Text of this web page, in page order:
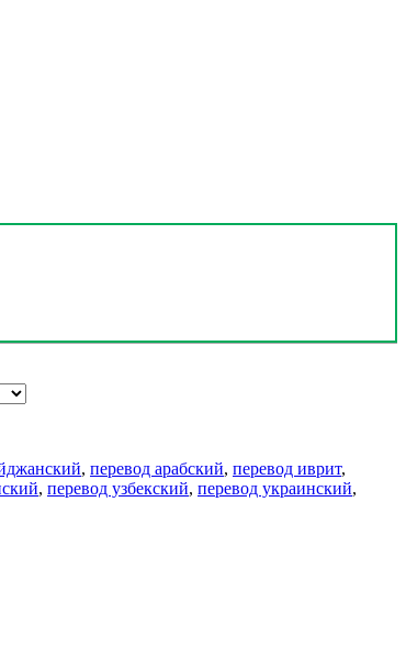
, перевод арабский, перевод иврит,
, перевод узбекский, перевод украинский,